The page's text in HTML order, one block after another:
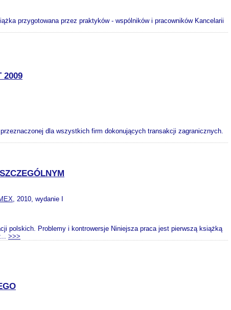
przygotowana przez praktyków - wspólników i pracowników Kancelarii
2009
dla wszystkich firm dokonujących transakcji zagranicznych.
, 2010, wydanie I
polskich. Problemy i kontrowersje Niniejsza praca jest pierwszą książką
>>>